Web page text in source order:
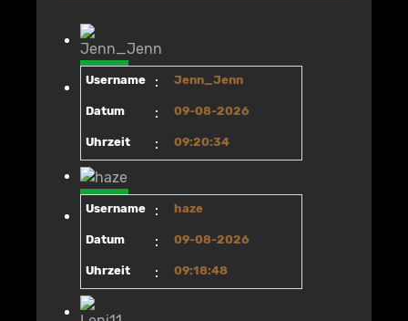
Username : Jenn_Jenn
Datum : 09-08-2026
Uhrzeit : 09:20:34
Username : haze
Datum : 09-08-2026
Uhrzeit : 09:18:48